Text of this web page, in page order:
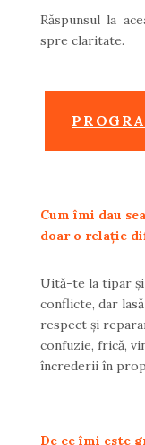
Răspunsul la
spre claritate.
Cum îmi dau
doar o relație
Uită-te la tipar și
conflicte, dar
respect și
confuzie, frică,
încrederii în
De ce îmi este